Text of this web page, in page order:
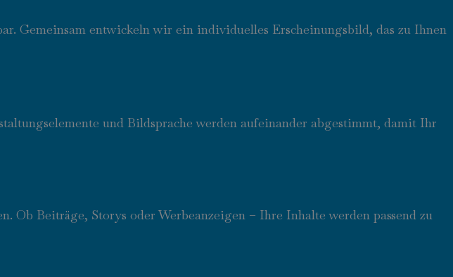
Gemeinsam entwickeln wir ein individuelles Erscheinungsbild, das zu Ihnen
und Bildsprache werden aufeinander abgestimmt, damit Ihr
Beiträge, Storys oder Werbeanzeigen – Ihre Inhalte werden passend zu